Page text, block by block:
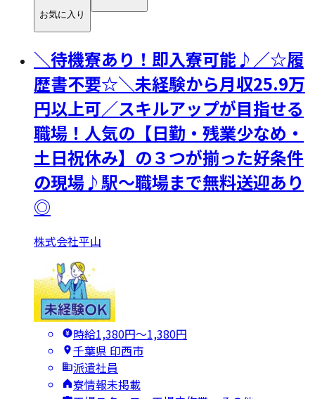
お気に入り
＼待機寮あり！即入寮可能♪／☆履
歴書不要☆＼未経験から月収25.9万
円以上可／スキルアップが目指せる
職場！人気の【日勤・残業少なめ・
土日祝休み】の３つが揃った好条件
の現場♪駅～職場まで無料送迎あり
◎
株式会社平山
時給1,380円〜1,380円
千葉県 印西市
派遣社員
寮情報未掲載